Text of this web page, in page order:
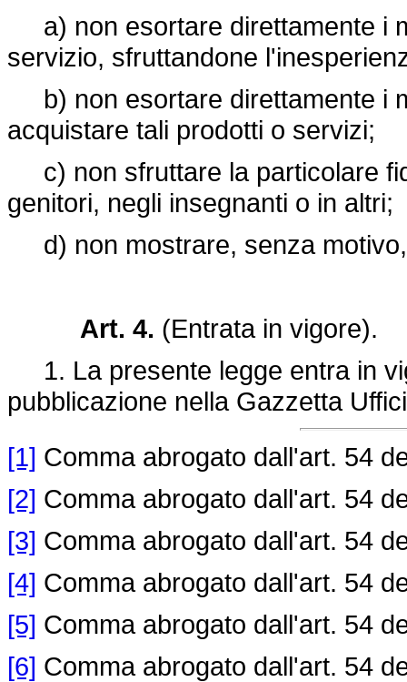
a) non esortare direttamente i
servizio, sfruttandone
b) non esortare direttamente i
acquistare tali prodotti o servizi;
c) non sfruttare la particolare
genitori, negli insegnanti o in altri;
d) non mostrare, senza
Art. 4. (Entrata in vigore).
1. La presente legge entra in
pubblicazione nella Gazzetta
[1] Comma abrogato dall'art. 54
[2] Comma abrogato dall'art. 54
[3] Comma abrogato dall'art. 54
[4] Comma abrogato dall'art. 54
[5] Comma abrogato dall'art. 54
[6] Comma abrogato dall'art. 54